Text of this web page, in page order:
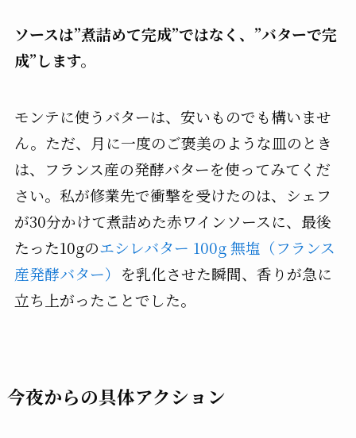
ソースは”煮詰めて完成”ではなく、”バターで完
成”します。
モンテに使うバターは、安いものでも構いませ
ん。ただ、月に一度のご褒美のような皿のとき
は、フランス産の発酵バターを使ってみてくだ
さい。私が修業先で衝撃を受けたのは、シェフ
が30分かけて煮詰めた赤ワインソースに、最後
たった10gのエシレバター 100g 無塩（フランス
産発酵バター） を乳化させた瞬間、香りが急に
立ち上がったことでした。
今夜からの具体アクション